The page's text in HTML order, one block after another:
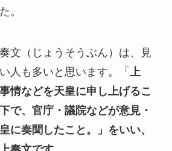
。
文（じょうそうぶん）は、見
人も多いと思います。「
上
情などを天皇に申し上げるこ
で、官庁・議院などが意見・
に奏聞したこと。」をいい、